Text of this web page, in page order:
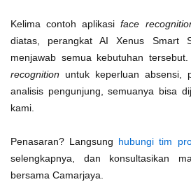
Kelima contoh aplikasiface
diatas, perangkat AI Xenus Smart
menjawab semua kebutuhan
recognition untuk keperluan absensi,
analisis pengunjung, semuanya bisa
kami.
Penasaran? Langsung hubungi tim
selengkapnya, dan konsultasikan
bersama Camarjaya.